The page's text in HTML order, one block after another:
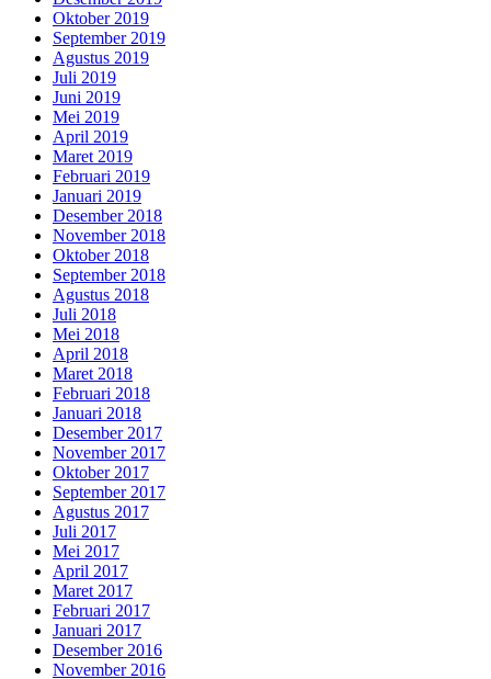
Oktober 2019
September 2019
Agustus 2019
Juli 2019
Juni 2019
Mei 2019
April 2019
Maret 2019
Februari 2019
Januari 2019
Desember 2018
November 2018
Oktober 2018
September 2018
Agustus 2018
Juli 2018
Mei 2018
April 2018
Maret 2018
Februari 2018
Januari 2018
Desember 2017
November 2017
Oktober 2017
September 2017
Agustus 2017
Juli 2017
Mei 2017
April 2017
Maret 2017
Februari 2017
Januari 2017
Desember 2016
November 2016